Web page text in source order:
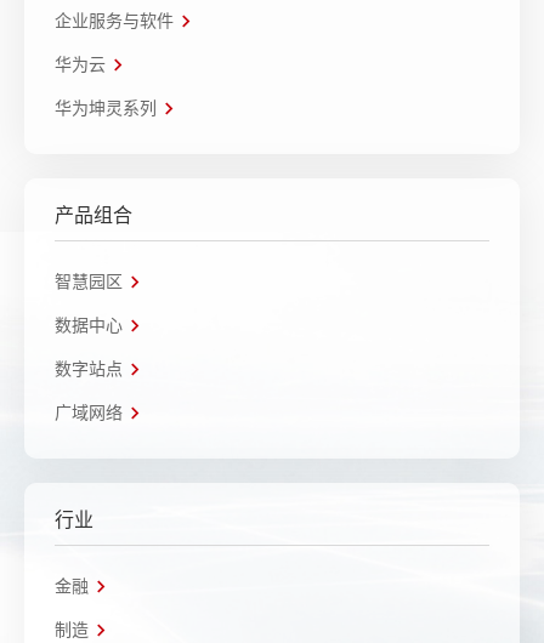
企业服务与软件
华为云
华为坤灵系列
产品组合
智慧园区
数据中心
数字站点
广域网络
行业
金融
制造